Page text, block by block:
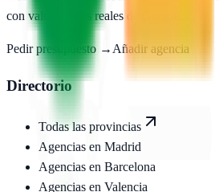
con valoraciones reales de Google.
Pedir presupuesto → Añadir agencia
Directorio
Todas las provincias
Agencias en Madrid
Agencias en Barcelona
Agencias en Valencia